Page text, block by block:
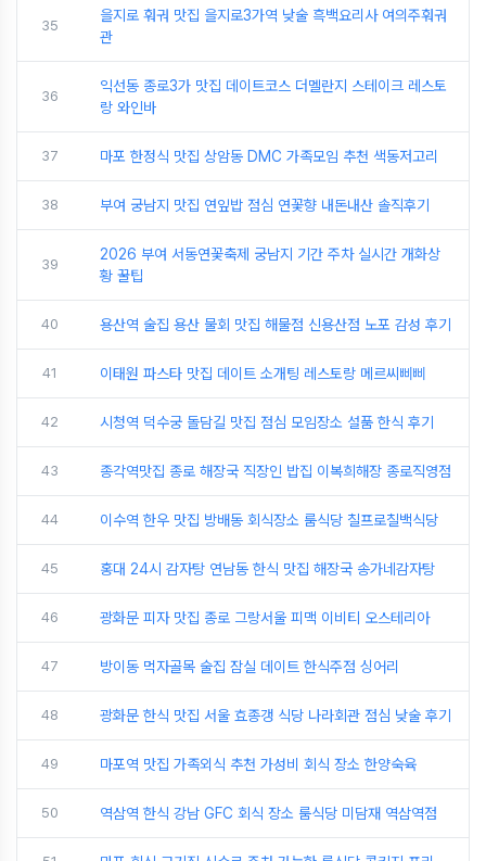
35
을지로 훠궈 맛집 을지로3가역 낮술 흑백요리사 여의주훠궈
관
36
익선동 종로3가 맛집 데이트코스 더멜란지 스테이크 레스토
랑 와인바
37 마포 한정식 맛집 상암동 DMC 가족모임 추천 색동저고리
38 부여 궁남지 맛집 연잎밥 점심 연꽃향 내돈내산 솔직후기
39
2026 부여 서동연꽃축제 궁남지 기간 주차 실시간 개화상
황 꿀팁
40 용산역 술집 용산 물회 맛집 해물점 신용산점 노포 감성 후기
41 이태원 파스타 맛집 데이트 소개팅 레스토랑 메르씨삐삐
42 시청역 덕수궁 돌담길 맛집 점심 모임장소 설품 한식 후기
43 종각역맛집 종로 해장국 직장인 밥집 이복희해장 종로직영점
44 이수역 한우 맛집 방배동 회식장소 룸식당 칠프로칠백식당
45 홍대 24시 감자탕 연남동 한식 맛집 해장국 송가네감자탕
46 광화문 피자 맛집 종로 그랑서울 피맥 이비티 오스테리아
47 방이동 먹자골목 술집 잠실 데이트 한식주점 싱어리
48 광화문 한식 맛집 서울 효종갱 식당 나라회관 점심 낮술 후기
49 마포역 맛집 가족외식 추천 가성비 회식 장소 한양숙육
50 역삼역 한식 강남 GFC 회식 장소 룸식당 미담재 역삼역점